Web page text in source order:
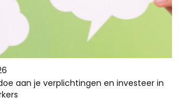
aan je verplichtingen en investeer in